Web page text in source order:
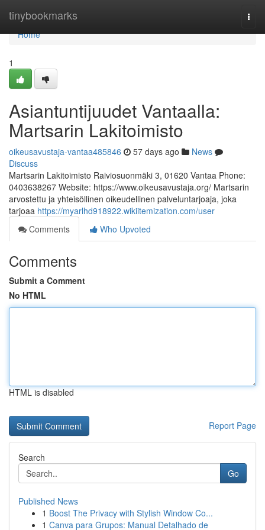
tinybookmarks
Home
Home
1
Asiantuntijuudet Vantaalla:
Martsarin Lakitoimisto
oikeusavustaja-vantaa485846 57 days ago
News
Discuss
Martsarin Lakitoimisto Raiviosuonmäki 3, 01620 Vantaa Phone:
0403638267 Website: https://www.oikeusavustaja.org/ Martsarin
arvostettu ja yhteisöllinen oikeudellinen palveluntarjoaja, joka
tarjoaa https://myarlhd918922.wikiitemization.com/user
Comments
Who Upvoted
Comments
Submit a Comment
No HTML
HTML is disabled
Report Page
Search
Go
Published News
1 Boost The Privacy with Stylish Window Co...
1 Canva para Grupos: Manual Detalhado de